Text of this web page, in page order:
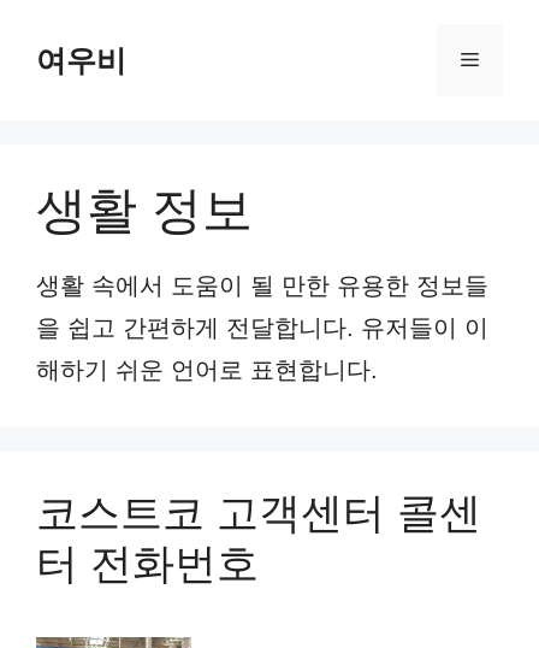
여우비 메
생활 정보
생활 속에서 도움이 될 만한 유용한 정보들
을 쉽고 간편하게 전달합니다. 유저들이 이
해하기 쉬운 언어로 표현합니다.
코스트코 고객센터 콜센
터 전화번호